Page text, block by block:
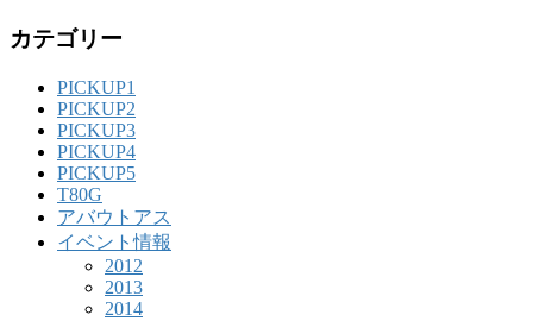
カテゴリー
PICKUP1
PICKUP2
PICKUP3
PICKUP4
PICKUP5
T80G
アバウトアス
イベント情報
2012
2013
2014